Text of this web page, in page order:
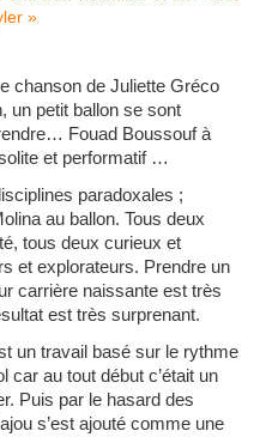
chanson de Juliette Gréco
un petit ballon se sont
Fouad Boussouf à
et performatif …
paradoxales ;
au ballon. Tous deux
tous deux curieux et
et explorateurs. Prendre un
carrière naissante est très
est très surprenant.
un travail basé sur le rythme
car au tout début c’était un
Puis par le hasard des
s’est ajouté comme une